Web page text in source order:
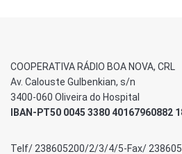
COOPERATIVA RÁDIO BOA NOVA, CRL
Av. Calouste Gulbenkian, s/n
3400-060 Oliveira do Hospital
IBAN-PT50 0045 3380 40167960882
Telf/ 238605200/2/3/4/5-Fax/